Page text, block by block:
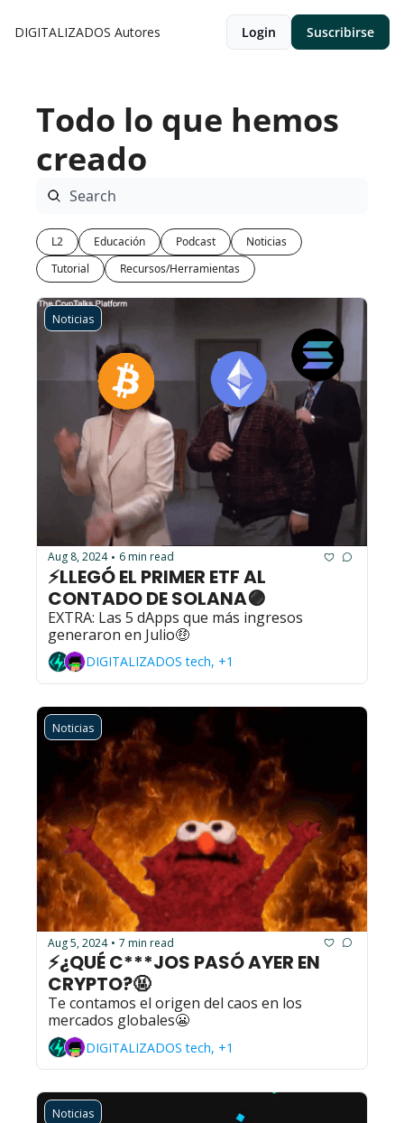
DIGITALIZADOS Autores Login Suscribirse
Todo lo que hemos
creado
L2 Educación Podcast
Noticias
Tutorial
Recursos/Herramientas
Noticias
Aug 8, 2024 • 6 min read
⚡LLEGÓ EL PRIMER ETF AL
CONTADO DE SOLANA🟣
EXTRA: Las 5 dApps que más ingresos
generaron en Julio🤑
DIGITALIZADOS tech, +1
Noticias
Aug 5, 2024 • 7 min read
⚡¿QUÉ C***JOS PASÓ AYER EN
CRYPTO?🤬
Te contamos el origen del caos en los
mercados globales😬
DIGITALIZADOS tech, +1
Noticias